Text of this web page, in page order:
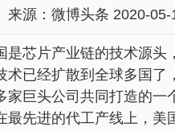
来源： 微博头条 2020-05-
是芯片产业链的技术源头
术已经扩散到全球多国了
家巨头公司共同打造的一
最先进的代工产线上，美